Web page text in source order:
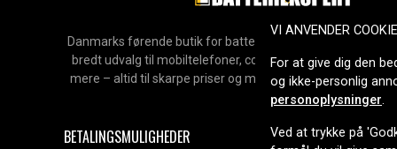
Danmarks førende butik for batterier, opladere og
bredt udvalg til mobiltelefoner, computere, værktøj,
mere – altid til skarpe priser og med hurtig levering.
2006.
BETALINGSMULIGHEDER
VI ANVENDER
For at give dig den
og ikke-personlig
personoplysninger.
Ved at trykke på